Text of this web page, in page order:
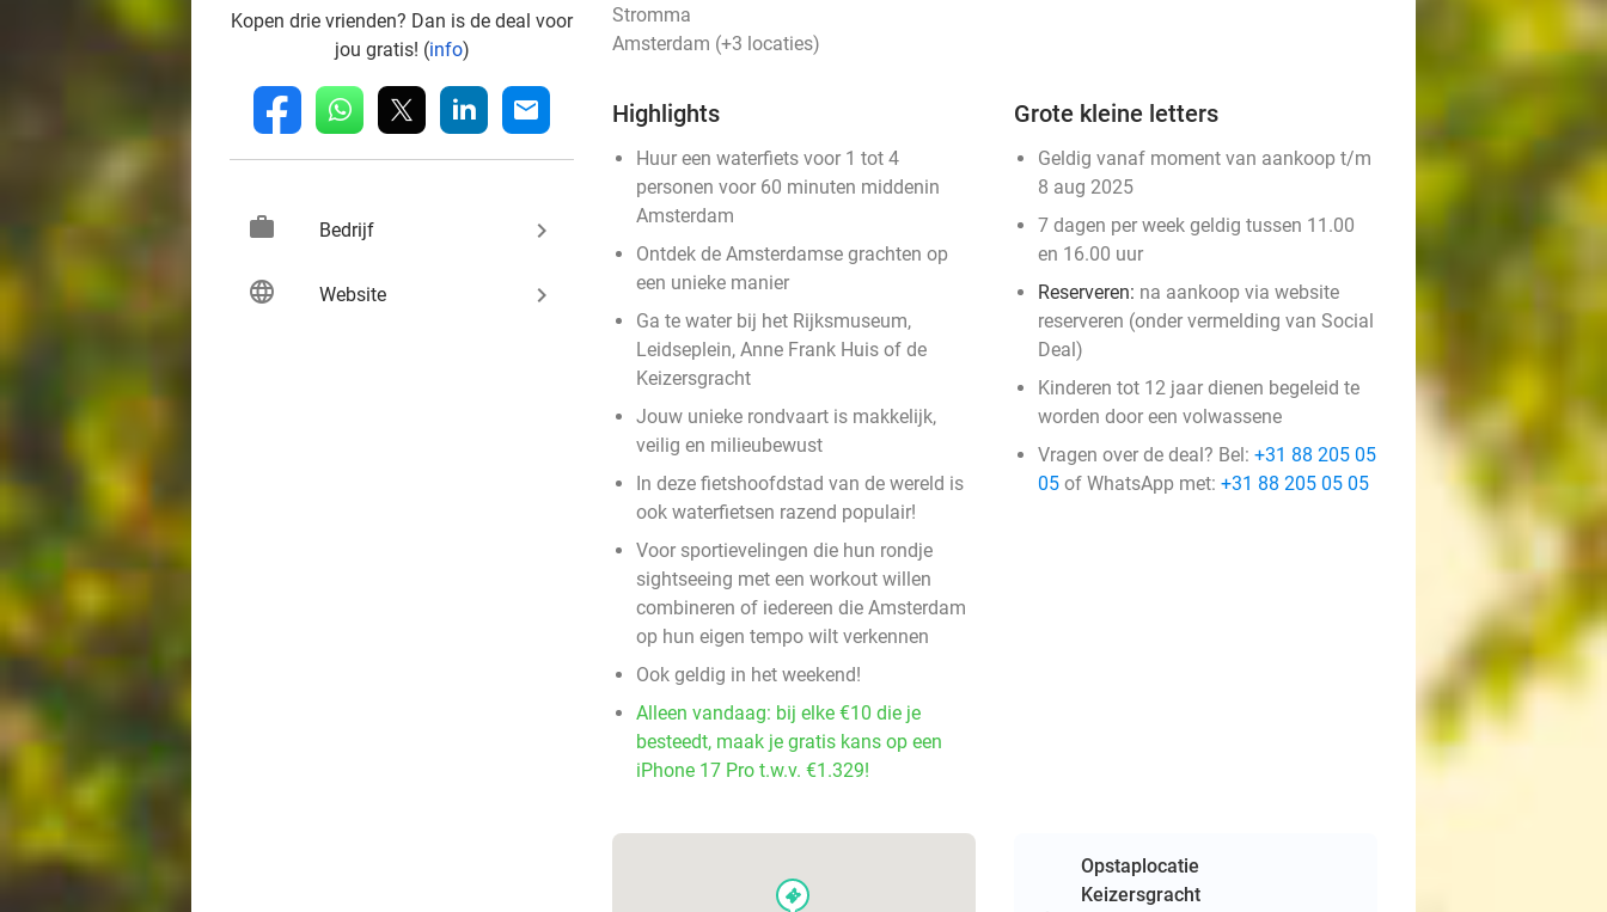
Kopen drie vrienden? Dan is de deal voor
jou gratis! (info)
fb whatsapp linkedin mail
work Bedrijf keyboard_arrow_right
language Website keyboard_arrow_right
Stromma
Amsterdam (+3 locaties)
Highlights
Huur een waterfiets voor 1 tot 4
personen voor 60 minuten middenin
Amsterdam
Ontdek de Amsterdamse grachten op
een unieke manier
Ga te water bij het Rijksmuseum,
Leidseplein, Anne Frank Huis of de
Keizersgracht
Jouw unieke rondvaart is makkelijk,
veilig en milieubewust
In deze fietshoofdstad van de wereld is
ook waterfietsen razend populair!
Voor sportievelingen die hun rondje
sightseeing met een workout willen
combineren of iedereen die Amsterdam
op hun eigen tempo wilt verkennen
Ook geldig in het weekend!
Alleen vandaag: bij elke €10 die je
besteedt, maak je gratis kans op een
iPhone 17 Pro t.w.v. €1.329!
Grote kleine letters
Geldig vanaf moment van aankoop t/m
8 aug 2025
7 dagen per week geldig tussen 11.00
en 16.00 uur
Reserveren: na aankoop via website
reserveren (onder vermelding van Social
Deal)
Kinderen tot 12 jaar dienen begeleid te
worden door een volwassene
Vragen over de deal? Bel: +31 88 205 05
05 of WhatsApp met: +31 88 205 05 05
events
Opstaplocatie
Keizersgracht